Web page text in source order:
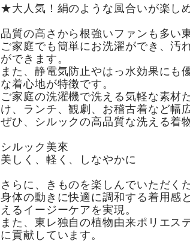
★大人気！絹のような風合いが楽し
品質の高さから根強いファンも多い
ご家庭でも簡単にお洗濯ができ、汚
ができます。
また、静電気防止やはっ水効果にも
な着心地が特徴です。
ご家庭の洗濯機で洗える気軽な素材
け、ランチ、観劇、お稽古着など幅
ぜひ、シルックの高品質な洗える着
シルック美來
美しく、軽く、しなやかに
さらに、きものを楽しんでいただく
身体の動きに快適に調和する着用感
えるイージーケアを実現。
また、東レ独自の植物由来ポリエス
に貢献しています。